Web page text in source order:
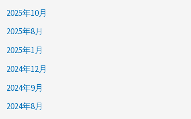
2025年10月
2025年8月
2025年1月
2024年12月
2024年9月
2024年8月